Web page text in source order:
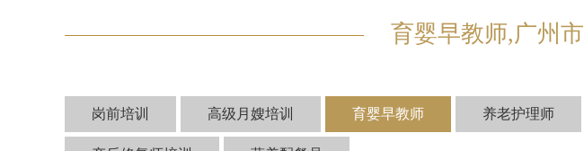
育婴早教师,广州
岗前培训 高级月嫂培训 育婴早教师 养老护理师